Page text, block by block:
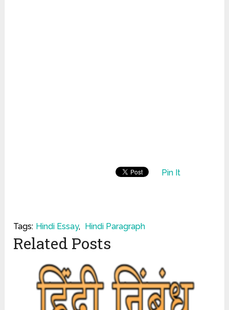
Pin It
Tags: Hindi Essay, Hindi Paragraph
Related Posts